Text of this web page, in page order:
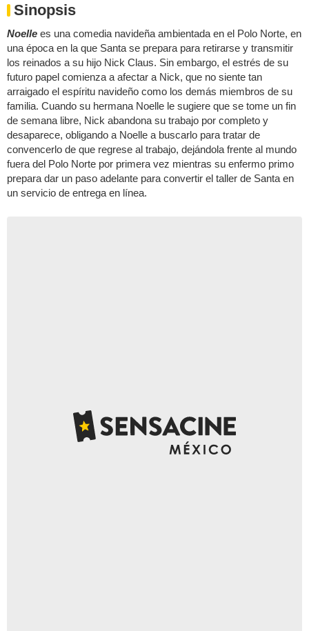
Sinopsis
Noelle es una comedia navideña ambientada en el Polo Norte, en
una época en la que Santa se prepara para retirarse y transmitir
los reinados a su hijo Nick Claus. Sin embargo, el estrés de su
futuro papel comienza a afectar a Nick, que no siente tan
arraigado el espíritu navideño como los demás miembros de su
familia. Cuando su hermana Noelle le sugiere que se tome un fin
de semana libre, Nick abandona su trabajo por completo y
desaparece, obligando a Noelle a buscarlo para tratar de
convencerlo de que regrese al trabajo, dejándola frente al mundo
fuera del Polo Norte por primera vez mientras su enfermo primo
prepara dar un paso adelante para convertir el taller de Santa en
un servicio de entrega en línea.